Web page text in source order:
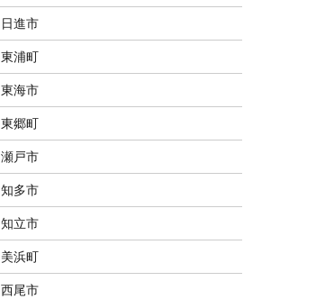
日進市
東浦町
東海市
東郷町
瀬戸市
知多市
知立市
美浜町
西尾市